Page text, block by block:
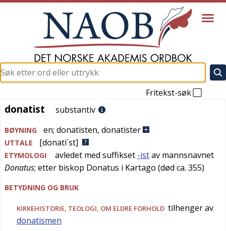
Fritekst-søk
donatist
donatist substantiv
BØYNING en; donatisten, donatister
UTTALE [donati´st]
ETYMOLOGI avledet med suffikset -istav mannsnavnet
Donatus; etter biskop Donatus i Kartago (død ca. 355)
BETYDNING OG BRUK
KIRKEHISTORIE, TEOLOGI, OM ELDRE FORHOLD tilhenger av
donatismen